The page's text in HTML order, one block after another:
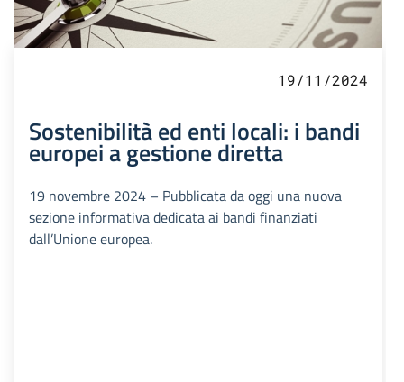
19/11/2024
Sostenibilità ed enti locali: i bandi
europei a gestione diretta
19 novembre 2024 – Pubblicata da oggi una nuova
sezione informativa dedicata ai bandi finanziati
dall’Unione europea.